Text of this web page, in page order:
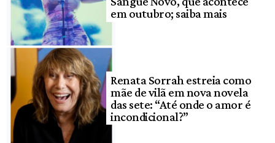
em outubro; saiba mais
Renata Sorrah estreia como
mãe de vilã em nova novela
das sete: “Até onde o amor é
incondicional?”